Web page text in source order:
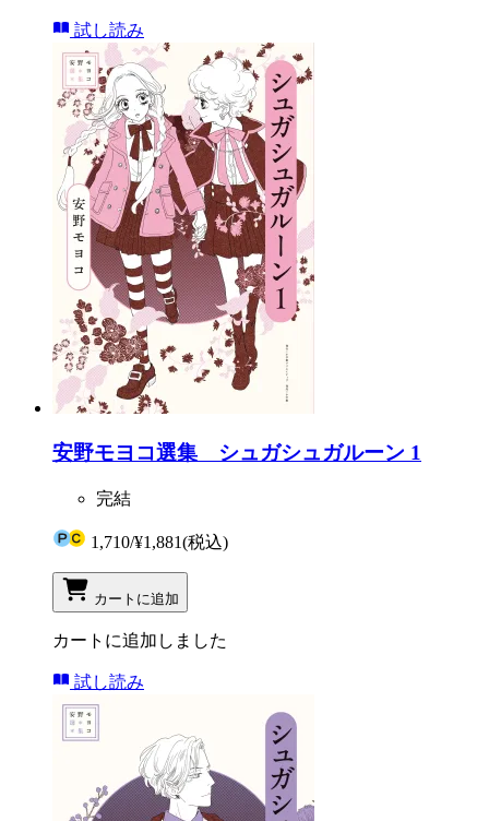
試し読み
安野モヨコ選集 シュガシュガルーン 1
完結
1,710/¥1,881(税込)
カートに追加
カートに追加しました
試し読み